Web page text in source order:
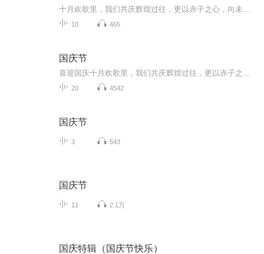
10 465
国庆节
20 4542
国庆节
3 543
国庆节
11 2.1万
国庆特辑（国庆节快乐）